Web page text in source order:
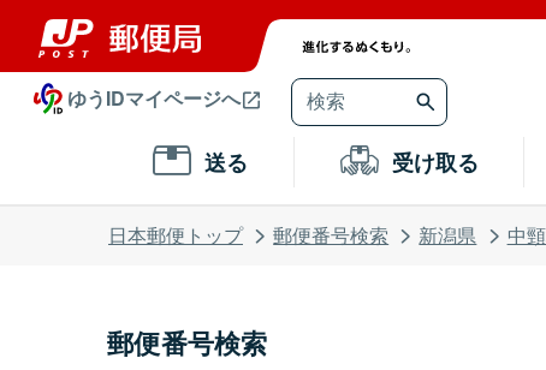
ゆうIDマイページへ
送る 受け取る
日本郵便トップ 郵便番号検索 新潟県 中
郵便番号検索